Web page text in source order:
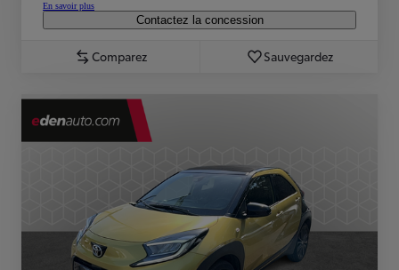
En savoir plus
Contactez la concession
Comparez Sauvegardez